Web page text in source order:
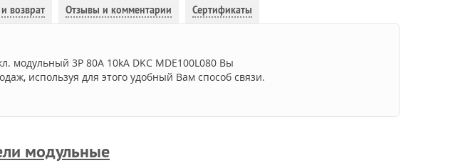
возврат Отзывы и комментарии Сертификаты
модульный 3P 80А 10kA DKC MDE100L080 Вы
используя для этого удобный Вам способ связи.
модульные